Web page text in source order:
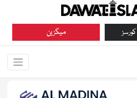
میگزین کورسز